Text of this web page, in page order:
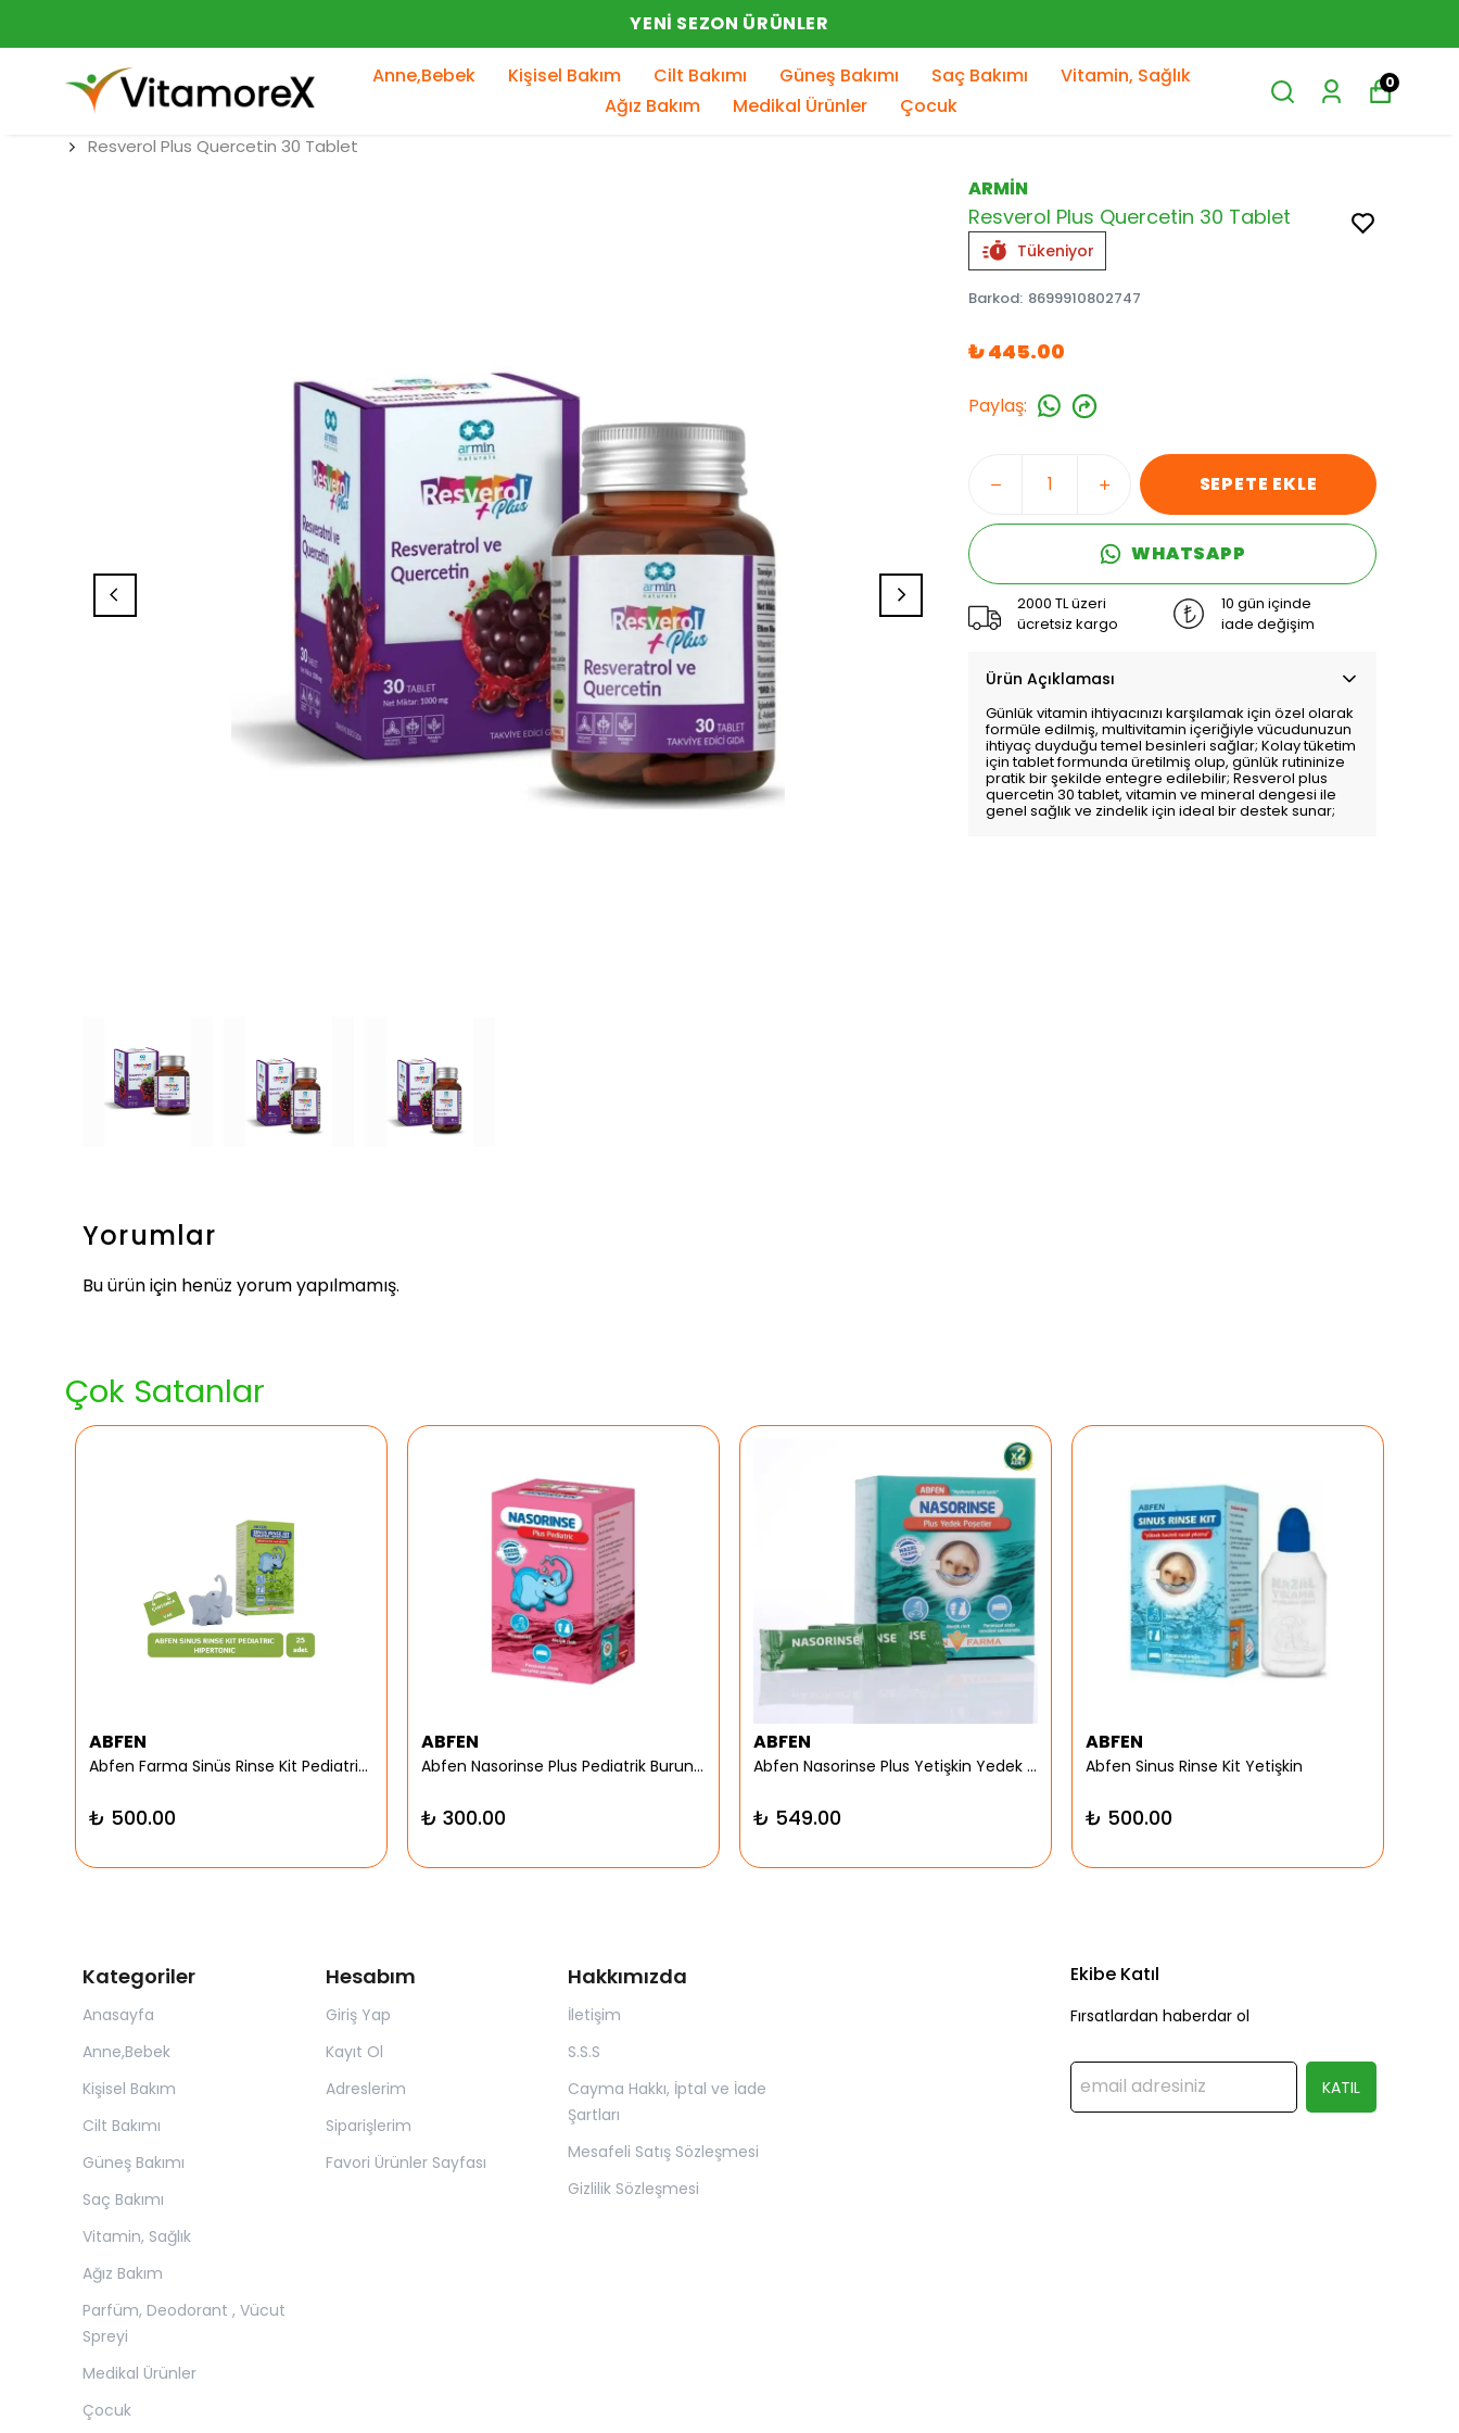
YENI SEZON ÜRÜNLER
Anne,Bebek Kişisel Bakım Cilt Bakımı Güneş Bakımı Saç Bakımı
Vitamin, Sağlık
Ağız Bakım
Medikal Ürünler Çocuk
0
Resverol Plus Quercetin 30 Tablet
ARMİN
Resverol Plus Quercetin 30 Tablet
Tükeniyor
Barkod: 8699910802747
₺ 445.00
Paylaş:
SEPETE EKLE
WHATSAPP
2000 TL üzeri
ücretsiz kargo
10 gün içinde
iade değişim
Ürün Açıklaması
Günlük vitamin ihtiyacınızı karşılamak için özel olarak
formüle edilmiş, multivitamin içeriğiyle vücudunuzun
ihtiyaç duyduğu temel besinleri sağlar; Kolay tüketim
için tablet formunda üretilmiş olup, günlük rutininize
pratik bir şekilde entegre edilebilir; Resverol plus
quercetin 30 tablet, vitamin ve mineral dengesi ile
genel sağlık ve zindelik için ideal bir destek sunar;
Yorumlar
Bu ürün için henüz yorum yapılmamış.
Çok Satanlar
ABFEN
Abfen Farma Sinüs Rinse Kit Pediatrik Hipertonic
₺ 500.00
ABFEN
Abfen Nasorinse Plus Pediatrik Burun Yıkama Kiti
₺ 300.00
ABFEN
Abfen Nasorinse Plus Yetişkin Yedek Poşet
₺ 549.00
ABFEN
Abfen Sinus Rinse Kit Yetişkin
₺ 500.00
Kategoriler
Anasayfa
Anne,Bebek
Kişisel Bakım
Cilt Bakımı
Güneş Bakımı
Saç Bakımı
Vitamin, Sağlık
Ağız Bakım
Parfüm, Deodorant , Vücut
Spreyi
Medikal Ürünler
Çocuk
Hesabım
Giriş Yap
Kayıt Ol
Adreslerim
Siparişlerim
Favori Ürünler Sayfası
Hakkımızda
İletişim
S.S.S
Cayma Hakkı, İptal ve İade
Şartları
Mesafeli Satış Sözleşmesi
Gizlilik Sözleşmesi
Ekibe Katıl
Fırsatlardan haberdar ol
KATIL